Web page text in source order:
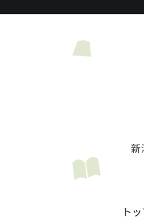
新
ト